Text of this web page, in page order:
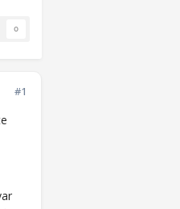
0
#1